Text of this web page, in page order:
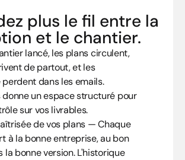
plus le fil entre la
et le chantier.
lancé, les plans circulent,
de partout, et les
dans les emails.
donne un espace structuré pour
sur vos livrables.
de vos plans — Chaque
à la bonne entreprise, au bon
la bonne version. L'historique